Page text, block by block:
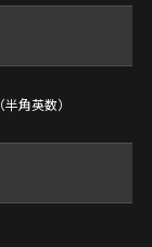
（半角英数）